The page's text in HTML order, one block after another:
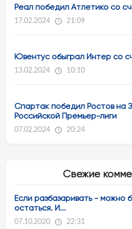
Реал победил Атлетико со
17.02.2024 21:09
Ювентус обыграл Интер со
13.02.2024 10:10
Спартак победил Ростов на
Российской Премьер-лиги
07.02.2024 20:24
Свежие
Если разбазаривать - можно
остаться. И...
07.10.2020 22:31